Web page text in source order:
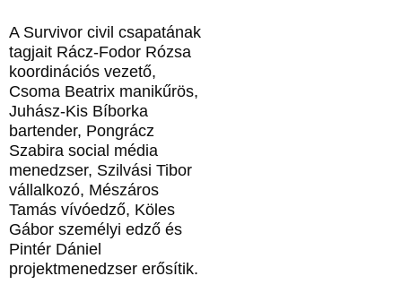
A Survivor civil csapatának
tagjait Rácz-Fodor Rózsa
koordinációs vezető,
Csoma Beatrix manikűrös,
Juhász-Kis Bíborka
bartender, Pongrácz
Szabira social média
menedzser, Szilvási Tibor
vállalkozó, Mészáros
Tamás vívóedző, Köles
Gábor személyi edző és
Pintér Dániel
projektmenedzser erősítik.